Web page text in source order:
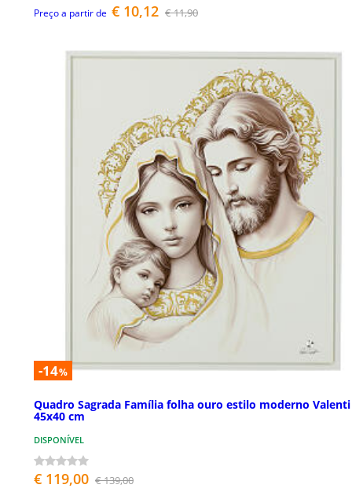
Preço a partir de € 10,12 € 11,90
-14%
Quadro Sagrada Família folha ouro estilo moderno Valenti
45x40 cm
DISPONÍVEL
€ 119,00 € 139,00